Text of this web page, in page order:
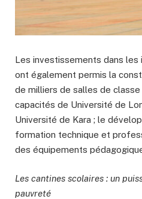
Les investissements dans
ont également permis la
de milliers de salles de
capacités de Université de
Université de Kara ; le
formation technique et
des équipements
Les cantines scolaires : un
pauvreté